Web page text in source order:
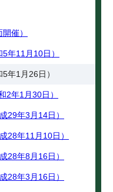
催）
年11月10日）
年1月26日）
2年1月30日）
29年3月14日）
28年11月10日）
28年8月16日）
28年3月16日）